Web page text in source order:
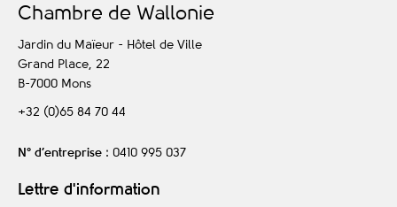
Chambre de Wallonie
Jardin du Maïeur - Hôtel de Ville
Grand Place, 22
B-7000 Mons
+32 (0)65 84 70 44
N° d’entreprise : 0410 995 037
Lettre d'information